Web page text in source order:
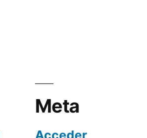
Meta
Acceder